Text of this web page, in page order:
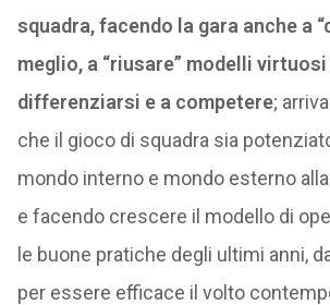
squadra, facendo la gara anche a
meglio, a “riusare” modelli virtuosi
differenziarsi e a competere;
che il gioco di squadra sia
mondo interno e mondo esterno
e facendo crescere il modello di
le buone pratiche degli ultimi anni,
per essere efficace il volto